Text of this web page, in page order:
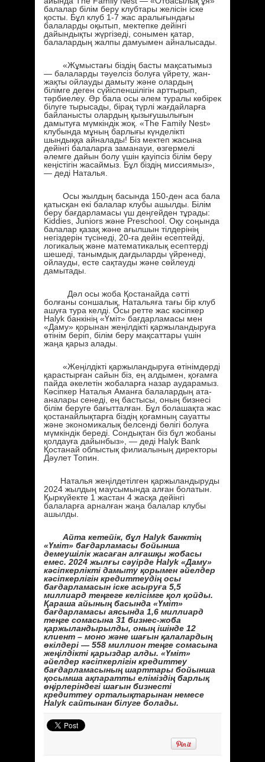
балалар білім беру клубтары желісін іске
қосты. Бұл клуб 1-7 жас аралығындағы
балаларды оқытып, мектепке дейінгі
дайындықты жүргізеді, сонымен қатар,
балалардың жалпы дамуымен айналысады.
«Жұмыстағы біздің басты мақсатымыз
— балаларды тәуелсіз болуға үйрету, жан-
жақты ойлауды дамыту және олардың
білімге деген сүйіспеншілігін арттырып,
тәрбиелеу. Әр бала осы әлем туралы көбірек
білуге тырысады, бірақ түрлі жағдайларға
байланысты олардың қызығушылығын
дамытуға мүмкіндік жоқ. «The Family Nest»
клубында мұның барлығы күнделікті
шындыққа айналады! Біз мектеп жасына
дейінгі балаларға заманауи, өзгермелі
әлемге дайын болу үшін қауіпсіз білім беру
кеңістігін жасаймыз. Бұл біздің миссиямыз»,
— деді Наталья.
Осы жылдың басында 150-ден аса бала
қатысқан екі балалар клубы ашылды. Білім
беру бағдарламасы үш деңгейден тұрады:
Kiddies, Juniors және Preschool. Оқу соңында
балалар қазақ және ағылшын тілдерінің
негіздерін түсінеді, 20-ға дейін есептейді,
логикалық және математикалық есептерді
шешеді, танымдық дағдыларды үйренеді,
ойлауды, есте сақтауды және сөйлеуді
дамытады.
Дәл осы жоба Қостанайда сәтті
болғаны соншалық, Натальяға тағы бір клуб
ашуға тура келді. Осы ретте жас кәсіпкер
Halyk банкінің «Үміт» бағдарламасы мен
«Даму» қорынан жеңілдікті қаржыландыруға
өтінім беріп, білім беру мақсаттары үшін
жаңа қарыз алады.
«Жеңілдікті қаржыландыруға өтінімдерді
қарастырған сайын біз, ең алдымен, қоғамға
пайда әкелетін жобаларға назар аударамыз.
Кәсіпкер Наталья Аманға балалардың ата-
аналары сенеді, ең бастысы, оның бизнесі
білім беруге бағытталған. Бұл болашақта жас
қостанайлықтарға біздің қоғамның сауатты
және экономикалық белсенді бөлігі болуға
мүмкіндік береді. Сондықтан біз бұл жобаны
қолдауға дайынбыз», — деді Halyk Bank
Қостанай облыстық филиалының директоры
Дәулет Топин.
Наталья жеңілдетілген қаржыландыруды
2024 жылдың маусымында алған болатын.
Қыркүйекте 1 жастан 4 жасқа дейінгі
балаларға арналған жаңа балалар клубы
ашылды.
Айта кетейік, бұл Halyk банктің
«Үміт» бағдарламасы бойынша
демеушілік жасаған алғашқы жобасы
емес. 2024 жылғы сәуірде Halyk «Даму»
кәсіпкерлікті дамыту қорымен әйелдер
кәсіпкерлігін кредиттеудің осы
бағдарламасын іске асыруға 5,5
миллиард теңгеге келісімге қол қойды.
Қараша айының басында «Үміт»
бағдарламасы аясында 1,6 миллиард
теңге сомасына 31 бизнес-жоба
қаржыландырылды, оның ішінде 12
клиент – моно және шағын қалалардың
өкілдері — 558 миллион теңге сомасына
жеңілдікті қарыздар алды. «Үміт»
әйелдер кәсіпкерлігін кредиттеу
бағдарламасының шарттары бойынша
қосымша ақпаратты еліміздің барлық
өңірлеріндегі шағын бизнесті
кредиттеу орталықтарынан немесе
Halyk сайтынан білуге болады.